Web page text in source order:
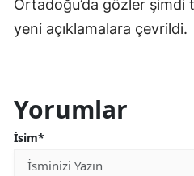
Ortadoğu’da gözler şimdi
yeni açıklamalara çevrildi.
Yorumlar
İsim*